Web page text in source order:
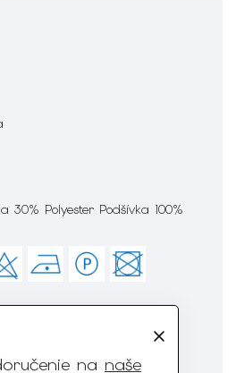
na naše
30% Polyester Podšívka 100%